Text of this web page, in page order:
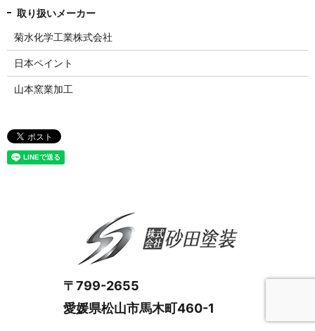
菊水化学工業株式会社
日本ペイント
山本窯業加工
〒799-2655
愛媛県松山市馬木町460-1